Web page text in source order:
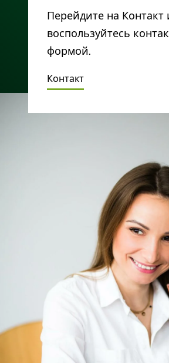
Перейдите на Контакт
воспользуйтесь
формой.
Контакт